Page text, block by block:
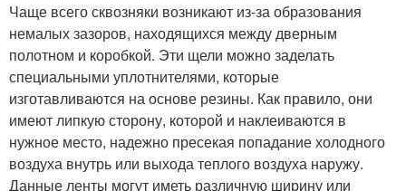
Чаще всего сквозняки возникают из-за образования
немалых зазоров, находящихся между дверным
полотном и коробкой. Эти щели можно заделать
специальными уплотнителями, которые
изготавливаются на основе резины. Как правило, они
имеют липкую сторону, которой и наклеиваются в
нужное место, надежно пресекая попадание холодного
воздуха внутрь или выхода теплого воздуха наружу.
Данные ленты могут иметь различную ширину или